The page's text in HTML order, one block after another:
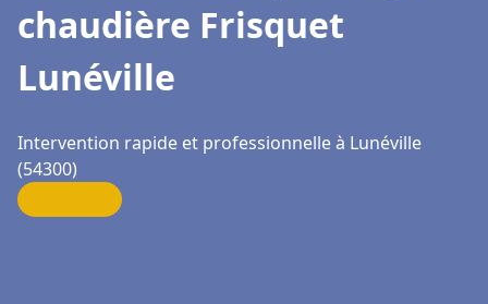
chaudière Frisquet
Lunéville
Intervention rapide et professionnelle à Lunéville
(54300)